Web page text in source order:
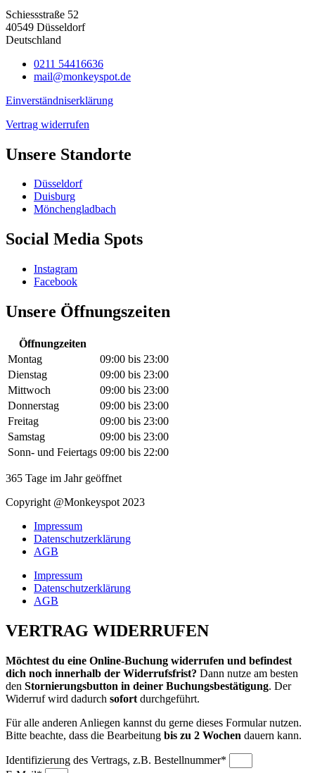
Schiessstraße 52
40549 Düsseldorf
Deutschland
0211 54416636
mail@monkeyspot.de
Einverständniserklärung
Vertrag widerrufen
Unsere Standorte
Düsseldorf
Duisburg
Mönchengladbach
Social Media Spots
Instagram
Facebook
Unsere Öffnungszeiten
Öffnungzeiten
Montag
09:00 bis 23:00
Dienstag
09:00 bis 23:00
Mittwoch
09:00 bis 23:00
Donnerstag
09:00 bis 23:00
Freitag
09:00 bis 23:00
Samstag
09:00 bis 23:00
Sonn- und Feiertags 09:00 bis 22:00
365 Tage im Jahr geöffnet
Copyright @Monkeyspot 2023
Impressum
Datenschutzerklärung
AGB
Impressum
Datenschutzerklärung
AGB
VERTRAG WIDERRUFEN
Möchtest du eine Online-Buchung widerrufen und befindest
dich noch innerhalb der Widerrufsfrist? Dann nutze am besten
den Stornierungsbutton in deiner Buchungsbestätigung. Der
Widerruf wird dadurch sofort durchgeführt.
Für alle anderen Anliegen kannst du gerne dieses Formular nutzen.
Bitte beachte, dass die Bearbeitung bis zu 2 Wochen dauern kann.
Identifizierung des Vertrags, z.B. Bestellnummer*